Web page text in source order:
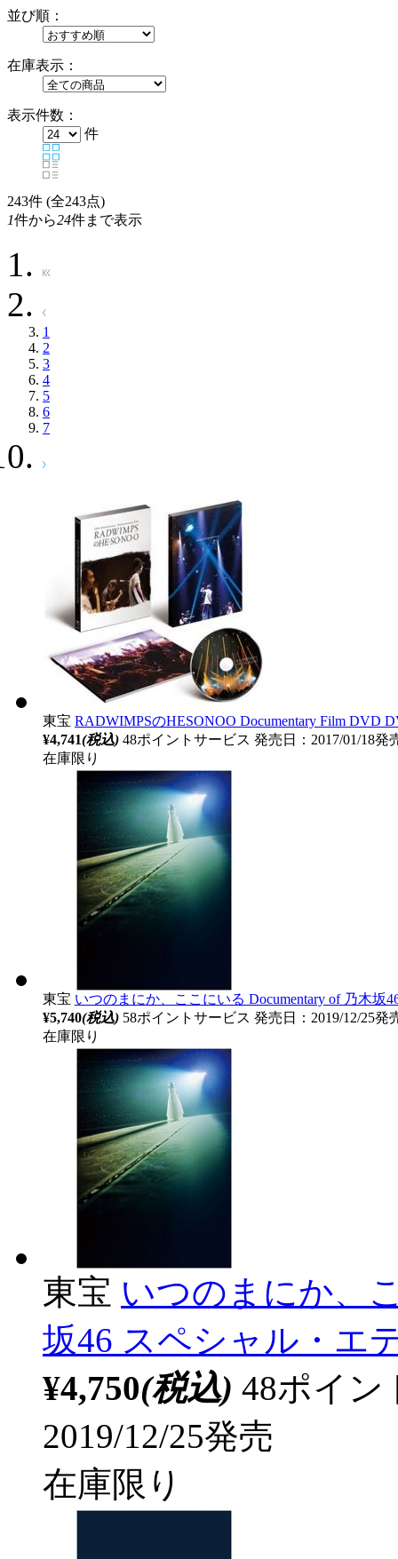
並び順：
在庫表示：
表示件数：
件
243件 (全243点)
1件から24件まで表示
1
2
3
4
5
6
7
東宝 RADWIMPSのHESONOO Documentary Film DVD
¥4,741(税込) 48ポイントサービス 発売日：2017/01/18発
在庫限り
東宝 いつのまにか、ここにいる Documentary of 乃木坂
¥5,740(税込) 58ポイントサービス 発売日：2019/12/25発
在庫限り
東宝 いつのまにか、
坂46 スペシャル・エ
¥4,750(税込) 48ポイ
2019/12/25発売
在庫限り